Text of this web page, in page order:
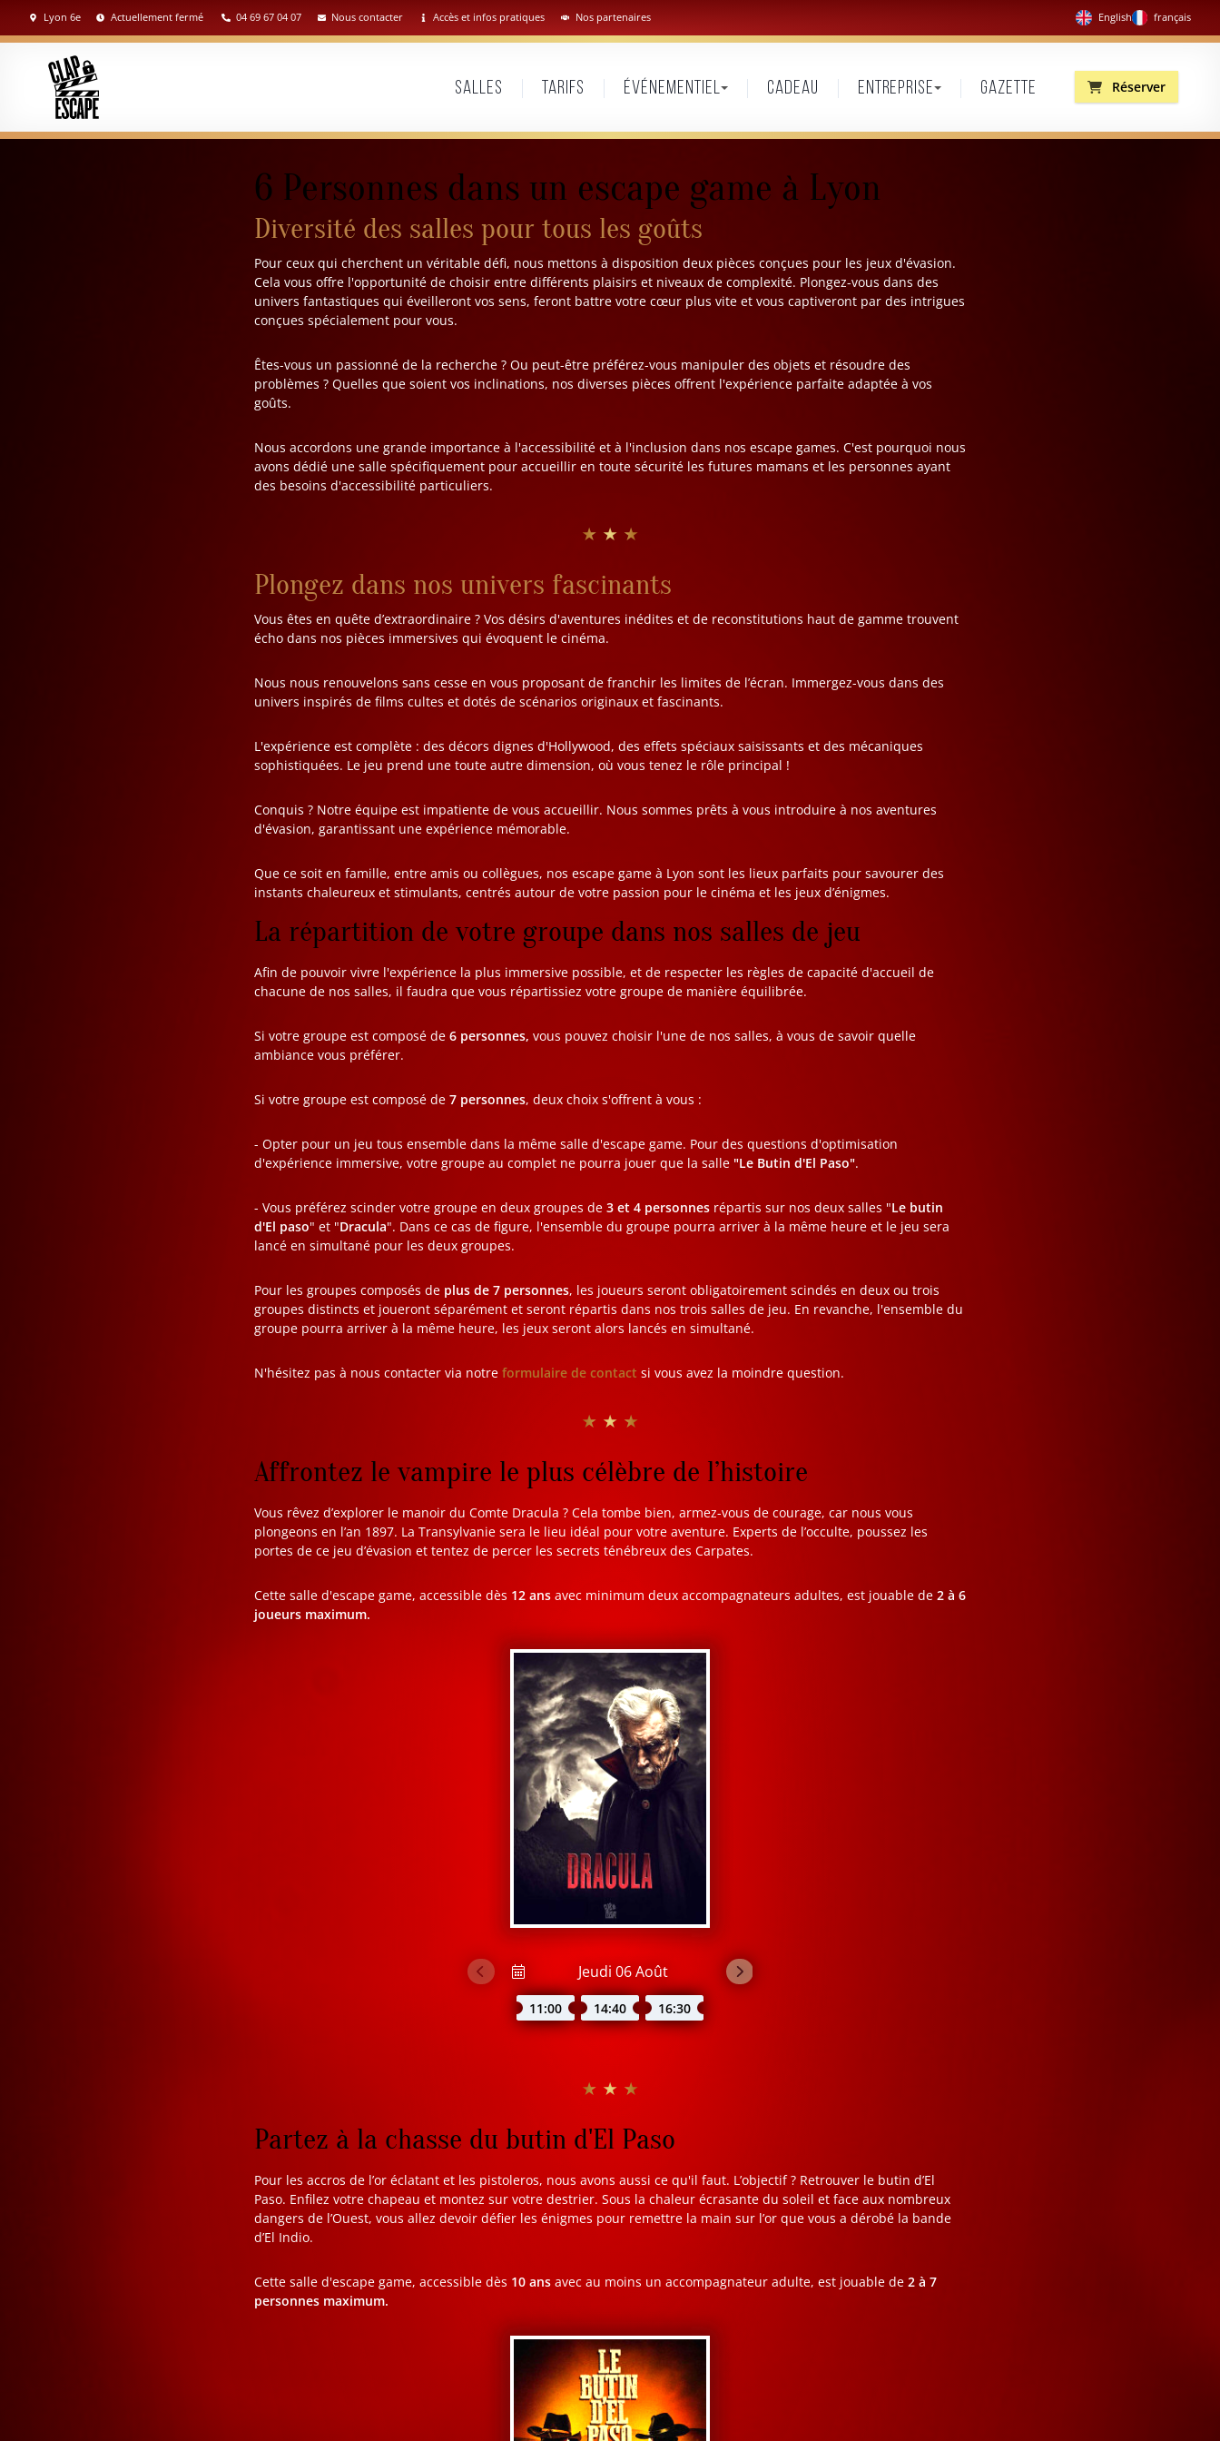
Lyon 6e Actuellement fermé 04 69 67 04 07 Nous contacter Accès et infos pratiques Nos partenaires English français
Salles Tarifs Événementiel Cadeau Entreprise Gazette Réserver
6 Personnes dans un escape game à Lyon
Diversité des salles pour tous les goûts
Pour ceux qui cherchent un véritable défi, nous mettons à disposition deux pièces conçues pour les jeux d'évasion.
Cela vous offre l'opportunité de choisir entre différents plaisirs et niveaux de complexité. Plongez-vous dans des
univers fantastiques qui éveilleront vos sens, feront battre votre cœur plus vite et vous captiveront par des intrigues
conçues spécialement pour vous.
Êtes-vous un passionné de la recherche ? Ou peut-être préférez-vous manipuler des objets et résoudre des
problèmes ? Quelles que soient vos inclinations, nos diverses pièces offrent l'expérience parfaite adaptée à vos
goûts.
Nous accordons une grande importance à l'accessibilité et à l'inclusion dans nos escape games. C'est pourquoi nous
avons dédié une salle spécifiquement pour accueillir en toute sécurité les futures mamans et les personnes ayant
des besoins d'accessibilité particuliers.
★ ★ ★
Plongez dans nos univers fascinants
Vous êtes en quête d’extraordinaire ? Vos désirs d'aventures inédites et de reconstitutions haut de gamme trouvent
écho dans nos pièces immersives qui évoquent le cinéma.
Nous nous renouvelons sans cesse en vous proposant de franchir les limites de l’écran. Immergez-vous dans des
univers inspirés de films cultes et dotés de scénarios originaux et fascinants.
L'expérience est complète : des décors dignes d'Hollywood, des effets spéciaux saisissants et des mécaniques
sophistiquées. Le jeu prend une toute autre dimension, où vous tenez le rôle principal !
Conquis ? Notre équipe est impatiente de vous accueillir. Nous sommes prêts à vous introduire à nos aventures
d'évasion, garantissant une expérience mémorable.
Que ce soit en famille, entre amis ou collègues, nos escape game à Lyon sont les lieux parfaits pour savourer des
instants chaleureux et stimulants, centrés autour de votre passion pour le cinéma et les jeux d’énigmes.
La répartition de votre groupe dans nos salles de jeu
Afin de pouvoir vivre l'expérience la plus immersive possible, et de respecter les règles de capacité d'accueil de
chacune de nos salles, il faudra que vous répartissiez votre groupe de manière équilibrée.
Si votre groupe est composé de 6 personnes, vous pouvez choisir l'une de nos salles, à vous de savoir quelle
ambiance vous préférer.
Si votre groupe est composé de 7 personnes, deux choix s'offrent à vous :
- Opter pour un jeu tous ensemble dans la même salle d'escape game. Pour des questions d'optimisation
d'expérience immersive, votre groupe au complet ne pourra jouer que la salle "Le Butin d'El Paso".
- Vous préférez scinder votre groupe en deux groupes de 3 et 4 personnes répartis sur nos deux salles "Le butin
d'El paso" et "Dracula". Dans ce cas de figure, l'ensemble du groupe pourra arriver à la même heure et le jeu sera
lancé en simultané pour les deux groupes.
Pour les groupes composés de plus de 7 personnes, les joueurs seront obligatoirement scindés en deux ou trois
groupes distincts et joueront séparément et seront répartis dans nos trois salles de jeu. En revanche, l'ensemble du
groupe pourra arriver à la même heure, les jeux seront alors lancés en simultané.
N'hésitez pas à nous contacter via notre formulaire de contact si vous avez la moindre question.
★ ★ ★
Affrontez le vampire le plus célèbre de l’histoire
Vous rêvez d’explorer le manoir du Comte Dracula ? Cela tombe bien, armez-vous de courage, car nous vous
plongeons en l’an 1897. La Transylvanie sera le lieu idéal pour votre aventure. Experts de l’occulte, poussez les
portes de ce jeu d’évasion et tentez de percer les secrets ténébreux des Carpates.
Cette salle d'escape game, accessible dès 12 ans avec minimum deux accompagnateurs adultes, est jouable de 2 à 6
joueurs maximum.
11:00 14:40 16:30
★ ★ ★
Partez à la chasse du butin d'El Paso
Pour les accros de l’or éclatant et les pistoleros, nous avons aussi ce qu'il faut. L’objectif ? Retrouver le butin d’El
Paso. Enfilez votre chapeau et montez sur votre destrier. Sous la chaleur écrasante du soleil et face aux nombreux
dangers de l’Ouest, vous allez devoir défier les énigmes pour remettre la main sur l’or que vous a dérobé la bande
d’El Indio.
Cette salle d'escape game, accessible dès 10 ans avec au moins un accompagnateur adulte, est jouable de 2 à 7
personnes maximum.